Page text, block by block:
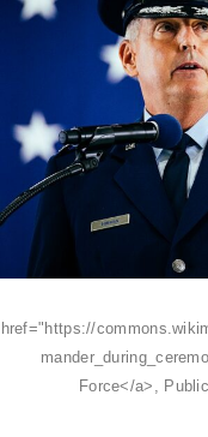
href="https://
Force</a>,